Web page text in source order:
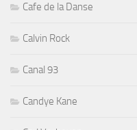
Cafe de la Danse
Calvin Rock
Canal 93
Candye Kane